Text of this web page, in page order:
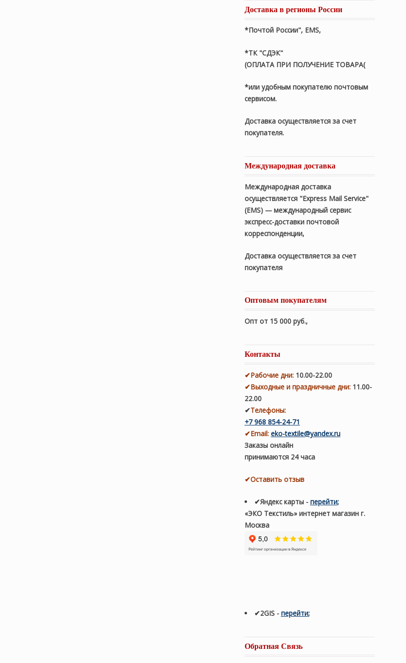
Доставка в регионы России
*Почтой России", EMS,
*ТК "СДЭК"
(ОПЛАТА ПРИ ПОЛУЧЕНИЕ ТОВАРА(
*или удобным покупателю почтовым
сервисом.
Доставка осуществляется за счет
покупателя.
Международная доставка
Международная доставка
осуществляется "Express Mail Service"
(EMS) — международный сервис
экспресс-доставки почтовой
корреспонденции,
Доставка осуществляется за счет
покупателя
Оптовым покупателям
Опт от 15 000 руб.,
Контакты
✔Рабочие дни: 10.00-22.00
✔Выходные и праздничные дни:11.00-
22.00
✔Телефоны:
+7 968 854-24-71
✔Email: eko-textile@yandex.ru
Заказы онлайн
принимаются 24 часа
✔Оставить отзыв
✔Яндекс карты- перейти;
«ЭКО Текстиль» интернет магазин г.
Москва
✔2GIS- перейти;
Обратная Связь